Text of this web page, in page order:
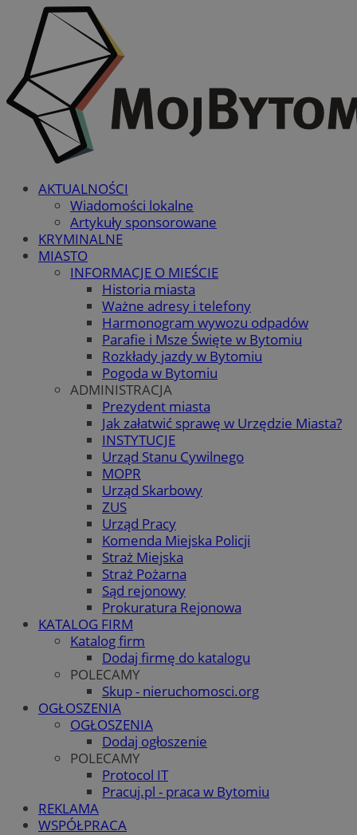
AKTUALNOŚCI
Wiadomości lokalne
Artykuły sponsorowane
KRYMINALNE
MIASTO
INFORMACJE O MIEŚCIE
Historia miasta
Ważne adresy i telefony
Harmonogram wywozu odpadów
Parafie i Msze Święte w Bytomiu
Rozkłady jazdy w Bytomiu
Pogoda w Bytomiu
ADMINISTRACJA
Prezydent miasta
Jak załatwić sprawę w Urzędzie Miasta?
INSTYTUCJE
Urząd Stanu Cywilnego
MOPR
Urząd Skarbowy
ZUS
Urząd Pracy
Komenda Miejska Policji
Straż Miejska
Straż Pożarna
Sąd rejonowy
Prokuratura Rejonowa
KATALOG FIRM
Katalog firm
Dodaj firmę do katalogu
POLECAMY
Skup - nieruchomosci.org
OGŁOSZENIA
OGŁOSZENIA
Dodaj ogłoszenie
POLECAMY
Protocol IT
Pracuj.pl - praca w Bytomiu
REKLAMA
WSPÓŁPRACA